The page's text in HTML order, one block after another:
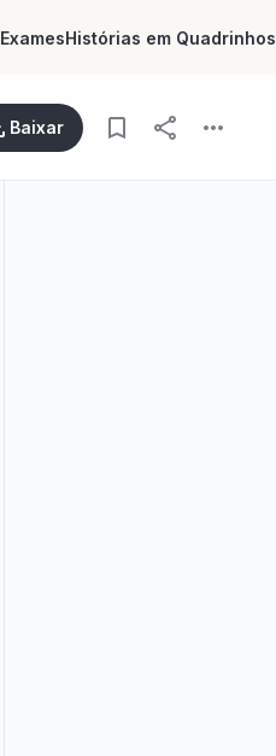
ExamesHistórias em Quadrinhos
Baixar